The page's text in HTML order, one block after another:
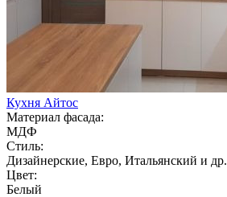
Кухня Айтос
Материал фасада:
МДФ
Стиль:
Дизайнерские, Евро, Итальянский и др.
Цвет:
Белый